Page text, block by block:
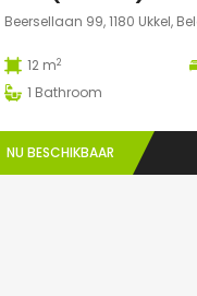
Beersellaan 99, 1180 Ukkel,
12 m2
1 Bathroom
NU BESCHIKBAAR